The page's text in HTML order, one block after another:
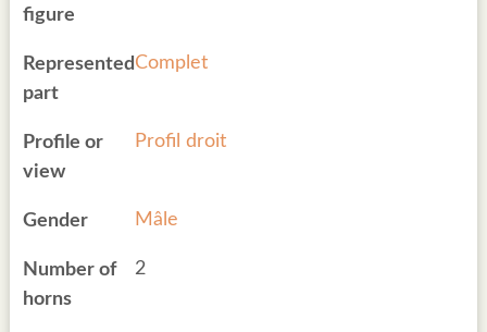
figure
Represented
part
Complet
Profile or
view
Profil droit
Gender Mâle
Number of
horns
2